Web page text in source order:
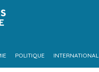
POLITIQUE INTERNATIONAL